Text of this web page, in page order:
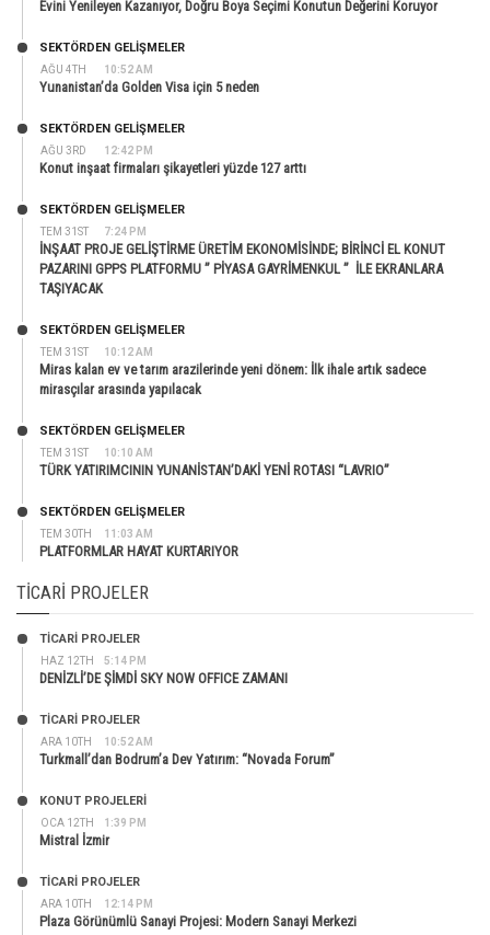
Evini Yenileyen Kazanıyor, Doğru Boya Seçimi Konutun Değerini Koruyor
AĞU 4TH 10:52 AM
SEKTÖRDEN GELIŞMELER
Yunanistan’da Golden Visa için 5 neden
AĞU 3RD 12:42 PM
SEKTÖRDEN GELIŞMELER
Konut inşaat firmaları şikayetleri yüzde 127 arttı
TEM 31ST 7:24 PM
SEKTÖRDEN GELIŞMELER
İNŞAAT PROJE GELİŞTİRME ÜRETİM EKONOMİSİNDE; BİRİNCİ EL KONUT
PAZARINI GPPS PLATFORMU ” PİYASA GAYRİMENKUL ” İLE EKRANLARA
TAŞIYACAK
TEM 31ST 10:12 AM
SEKTÖRDEN GELIŞMELER
Miras kalan ev ve tarım arazilerinde yeni dönem: İlk ihale artık sadece
mirasçılar arasında yapılacak
TEM 31ST 10:10 AM
SEKTÖRDEN GELIŞMELER
TÜRK YATIRIMCININ YUNANİSTAN’DAKİ YENİ ROTASI “LAVRIO”
TEM 30TH 11:03 AM
SEKTÖRDEN GELIŞMELER
PLATFORMLAR HAYAT KURTARIYOR
TICARI PROJELER
HAZ 12TH 5:14 PM
TİCARİ PROJELER
DENİZLİ’DE ŞİMDİ SKY NOW OFFICE ZAMANI
ARA 10TH 10:52 AM
TİCARİ PROJELER
Turkmall’dan Bodrum’a Dev Yatırım: “Novada Forum”
OCA 12TH 1:39 PM
KONUT PROJELERI
Mistral İzmir
ARA 10TH 12:14 PM
TİCARİ PROJELER
Plaza Görünümlü Sanayi Projesi: Modern Sanayi Merkezi